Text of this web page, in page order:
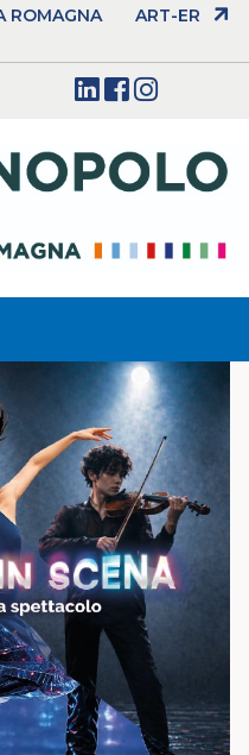
ROMAGNA ART-ER